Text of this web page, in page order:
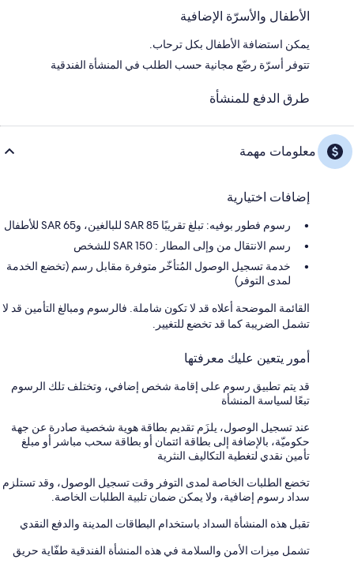
الأطفال والأسرّة الإضافية
يمكن استضافة الأطفال بكل ترحاب.
تتوفر أسرّة رضّع مجانية حسب الطلب في المنشأة الفندقية
طرق الدفع للمنشأة
معلومات مهمة
إضافات اختيارية
رسوم فطور بوفيه: تبلغ تقريبًا SAR 85 للبالغين، وSAR 65 للأطفال
رسم الانتقال من وإلى المطار : 150 SAR للشخص
خدمة تسجيل الوصول المُتأخّر متوفرة مقابل رسم (تخضع الخدمة
لمدى التوفر)
القائمة الموضحة أعلاه قد لا تكون شاملة. فالرسوم ومبالغ التأمين قد لا
تشمل الضريبة كما قد تخضع للتغيير.
أمور يتعين عليك معرفتها
قد يتم تطبيق رسوم على إقامة شخص إضافي، وتختلف تلك الرسوم
تبعًا لسياسة المنشأة
عند تسجيل الوصول، يلزَم تقديم بطاقة هوية شخصية صادرة عن جهة
حكوميّة، بالإضافة إلى بطاقة ائتمان أو بطاقة سحب مباشر أو مبلغ
تأمين نقدي لتغطية التكاليف النثرية
تخضع الطلبات الخاصة لمدى التوفر وقت تسجيل الوصول، وقد تستلزم
سداد رسوم إضافية، ولا يمكن ضمان تلبية الطلبات الخاصة.
تقبل هذه المنشأة السداد باستخدام البطاقات المدينة والدفع النقدي
تشمل ميزات الأمن والسلامة في هذه المنشأة الفندقية طفّاية حريق